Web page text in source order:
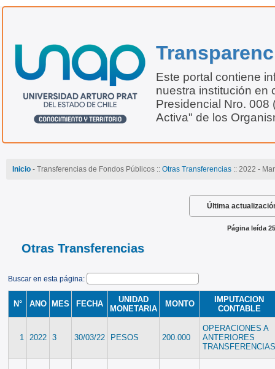
Este portal contiene
nuestra institución en
Presidencial Nro. 008
Activa" de los
Inicio- Transferencias de Fondos Públicos :: Otras Transferencias:: 2022 -
Última
Página leída
Otras Transferencias
Buscar en esta página:
N° ANO MES FECHA
UNIDAD
MONETARIA
MONTO
IMPUTACION
CONTABLE
1 2022 3 30/03/22 PESOS 200.000
OPERACIONES A
ANTERIORES
TRANSFERENCIAS